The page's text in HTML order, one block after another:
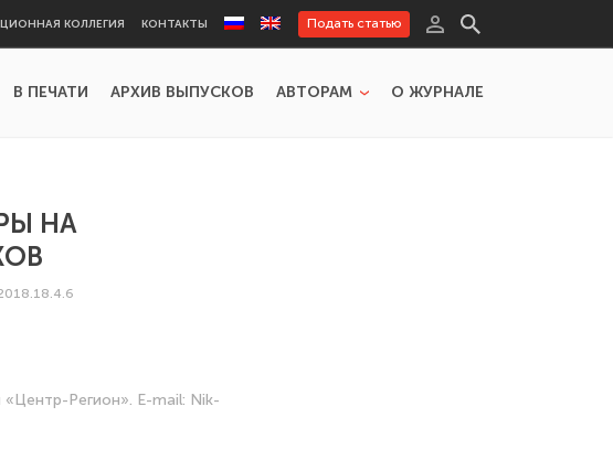
КОЛЛЕГИЯ КОНТАКТЫ Подать статью
В ПЕЧАТИ АРХИВ ВЫПУСКОВ АВТОРАМ О ЖУРНАЛЕ
НА
Регион». E-mail: Nik-